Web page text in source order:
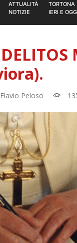
ATTUALITÀ
NOTIZIE
TORTONA
IERI E
Peloso